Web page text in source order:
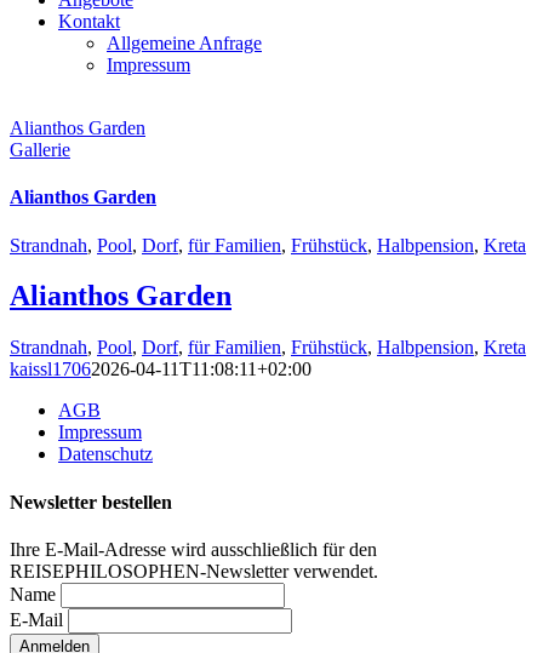
Kontakt
Allgemeine Anfrage
Impressum
Alianthos Garden
Gallerie
Alianthos Garden
Strandnah, Pool, Dorf, für Familien, Frühstück, Halbpension, Kreta
Alianthos Garden
Strandnah, Pool, Dorf, für Familien, Frühstück, Halbpension, Kreta
kaissl17062026-04-11T11:08:11+02:00
AGB
Impressum
Datenschutz
Newsletter bestellen
Ihre E-Mail-Adresse wird ausschließlich für den
REISEPHILOSOPHEN-Newsletter verwendet.
Name
E-Mail